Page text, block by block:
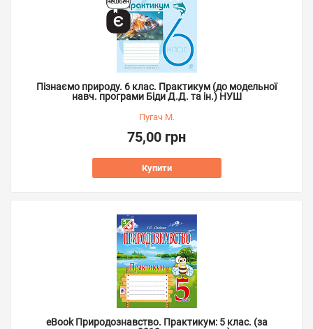
Пізнаємо природу. 6 клас. Практикум (до модельної
навч. програми Біди Д.Д. та ін.) НУШ
Пугач М.
75,00 грн
Купити
eBook Природознавство. Практикум: 5 клас. (за